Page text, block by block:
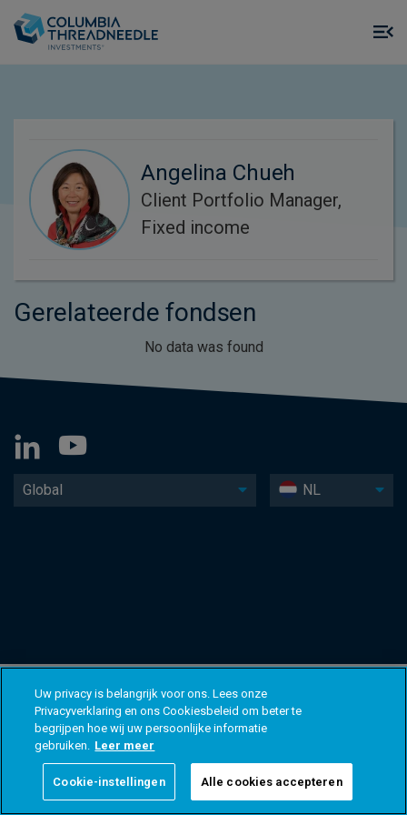
Angelina Chueh
Client Portfolio Manager,
Fixed income
Gerelateerde fondsen
No data was found
Global NL
Uw privacy is belangrijk voor ons. Lees onze
Privacyverklaring en ons Cookiesbeleid om beter te
begrijpen hoe wij uw persoonlijke informatie
gebruiken. Leer meer
Cookie-instellingen Alle cookies accepteren